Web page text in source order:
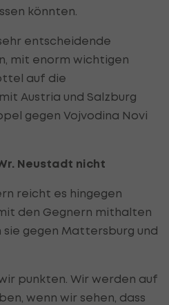
könnten.
entscheidende
mit enorm wichtigen
auf die
Austria und Salzburg
gegen Vojvodina Novi
Neustadt nicht
reicht es hingegen
den Gegnern mithalten
sie gegen Mattersburg und
punkten. Wir werden auf
wenn wir sehen, dass